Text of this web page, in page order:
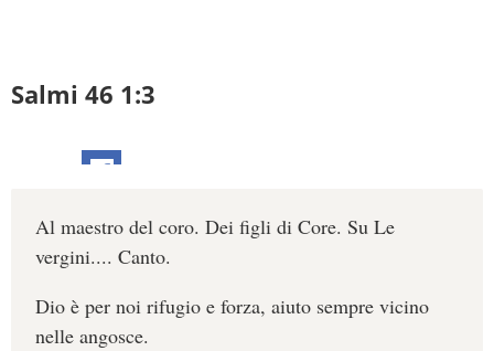
Salmi 46 1:3
Al maestro del coro. Dei figli di Core. Su Le
vergini.... Canto.
Dio è per noi rifugio e forza, aiuto sempre vicino
nelle angosce.